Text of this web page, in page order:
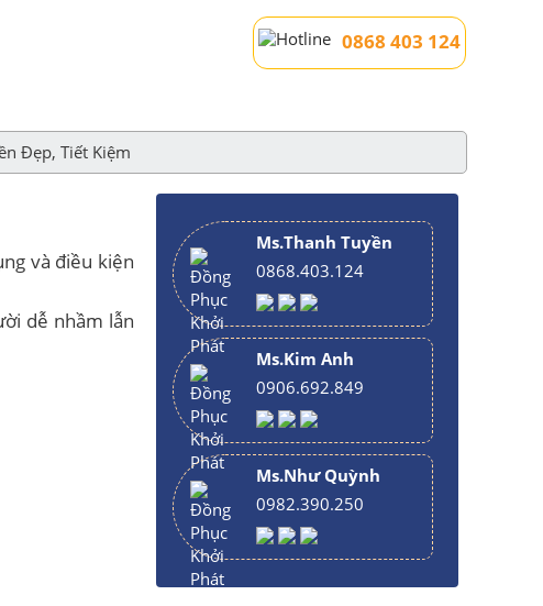
0868 403 124
Đẹp, Tiết Kiệm
và điều kiện
dễ nhầm lẫn
Ms.Thanh Tuyền
0868.403.124
Ms.Kim Anh
0906.692.849
Ms.Như Quỳnh
0982.390.250